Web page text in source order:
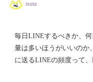
tsuta
毎日LINEするべきか、
量は多いほうがいいのか
に送るLINEの頻度って、